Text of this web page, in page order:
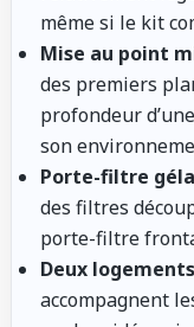
même si le kit
Mise au point
des premiers
profondeur
son
Porte-filtre
des filtres
porte-filtre
Deux
accompagnent